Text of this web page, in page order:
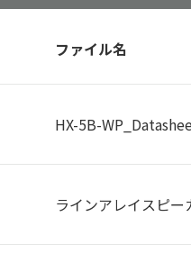
ファイル名
HX-5B-
ラインアレイスピ